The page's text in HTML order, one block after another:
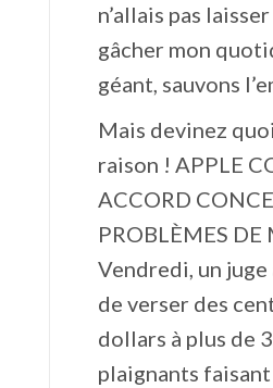
n’allais pas
gâcher mon
géant, sauvons
Mais devinez
raison ! APPLE
ACCORD
PROBLÈMES DE
Vendredi, un
de verser des
dollars à plus de
plaignants